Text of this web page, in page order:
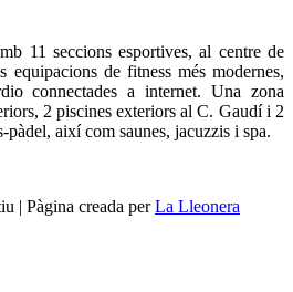
11 seccions esportives, al centre de
equipacions de fitness més modernes,
connectades a internet. Una zona
2 piscines exteriors al C. Gaudí i 2
pàdel, així com saunes, jacuzzis i spa.
| Pàgina creada perLa Lleonera